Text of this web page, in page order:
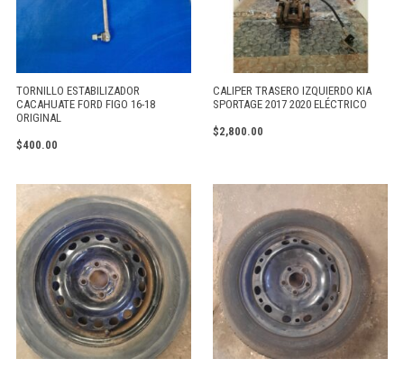
TORNILLO ESTABILIZADOR
CACAHUATE FORD FIGO 16-18
ORIGINAL
$400.00
CALIPER TRASERO IZQUIERDO KIA
SPORTAGE 2017 2020 ELÉCTRICO
$2,800.00